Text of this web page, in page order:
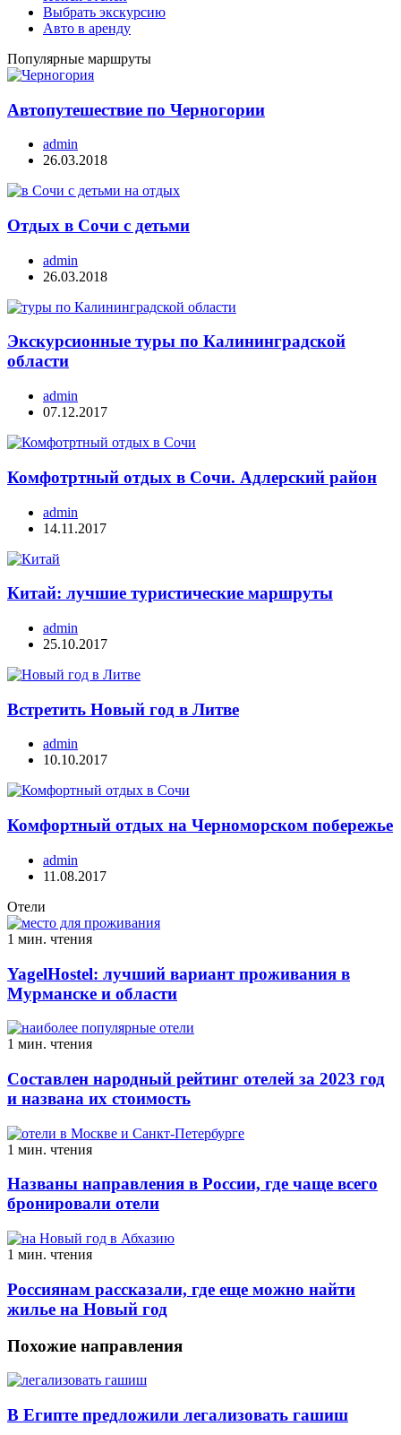
Выбрать экскурсию
Авто в аренду
Популярные маршруты
Автопутешествие по Черногории
admin
26.03.2018
Отдых в Сочи с детьми
admin
26.03.2018
Экскурсионные туры по Калининградской
области
admin
07.12.2017
Комфотртный отдых в Сочи. Адлерский район
admin
14.11.2017
Китай: лучшие туристические маршруты
admin
25.10.2017
Встретить Новый год в Литве
admin
10.10.2017
Комфортный отдых на Черноморском побережье
admin
11.08.2017
Отели
1 мин. чтения
YagelHostel: лучший вариант проживания в
Мурманске и области
1 мин. чтения
Составлен народный рейтинг отелей за 2023 год
и названа их стоимость
1 мин. чтения
Названы направления в России, где чаще всего
бронировали отели
1 мин. чтения
Россиянам рассказали, где еще можно найти
жилье на Новый год
Похожие направления
В Египте предложили легализовать гашиш